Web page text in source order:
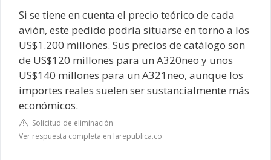
Si se tiene en cuenta el precio teórico de cada
avión, este pedido podría situarse en torno a los
US$1.200 millones. Sus precios de catálogo son
de US$120 millones para un A320neo y unos
US$140 millones para un A321neo, aunque los
importes reales suelen ser sustancialmente más
económicos.
Solicitud de eliminación
Ver respuesta completa en larepublica.co